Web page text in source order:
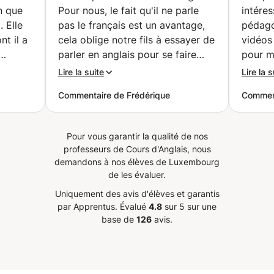
que
Elle
il a
Pour nous, le fait qu'il ne parle
pas le français est un avantage,
cela oblige notre fils à essayer de
parler en anglais pour se faire
comprendre. Attila a réussi à se
niveau et des difficultés de notre
fils et a pu proposer des
Lire la suite
Commentaire de Frédérique
pour
qu’il
Lire la
Pour vous garantir la qualité de nos
professeurs de Cours d'Anglais, nous
demandons à nos élèves de Luxembourg
de les évaluer.
Uniquement des avis d'élèves et garantis
par Apprentus. Évalué 4.8 sur 5 sur une
base de 126 avis.